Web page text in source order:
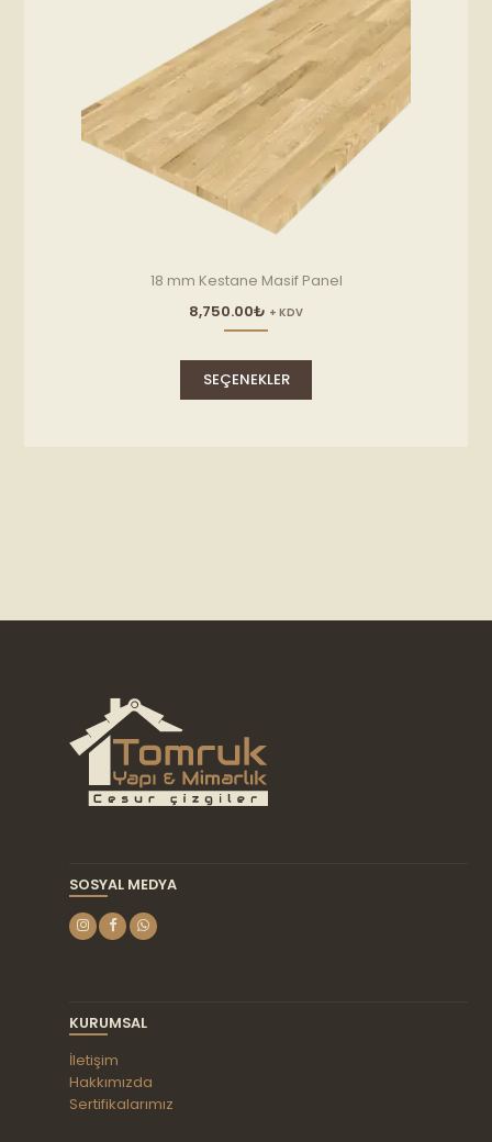
sayfasından
seçilebilir
18 mm Kestane Masif Panel
8,750.00₺ + KDV
SEÇENEKLER
birden
SOSYAL MEDYA
KURUMSAL
İletişim
Hakkımızda
Sertifikalarımız